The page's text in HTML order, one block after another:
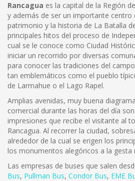
Rancagua es la capital de la Región
y además de ser un importante centro
patrimonio y la historia de La Batalla
principales hitos del proceso de
cual se le conoce como Ciudad
iniciar un recorrido por diversas
para conocer las tradiciones del
tan emblemáticos como el pueblo
de Larmahue o el Lago Rapel.
Amplias avenidas, muy buena
comercial durante las horas del día
impresiones que recibe el visitante al
Rancagua. Al recorrer la ciudad,
alrededor de la cual se erigen los
los monumentos alegóricos a la gesta
Las empresas de buses que salen
Bus, Pullman Bus, Condor Bus, EME